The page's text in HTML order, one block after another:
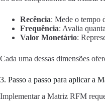
Recência: Mede o tempo
Frequência: Avalia
Valor Monetário:
Cada uma dessas dimensões
3. Passo a passo para aplicar a
Implementar a Matriz RFM